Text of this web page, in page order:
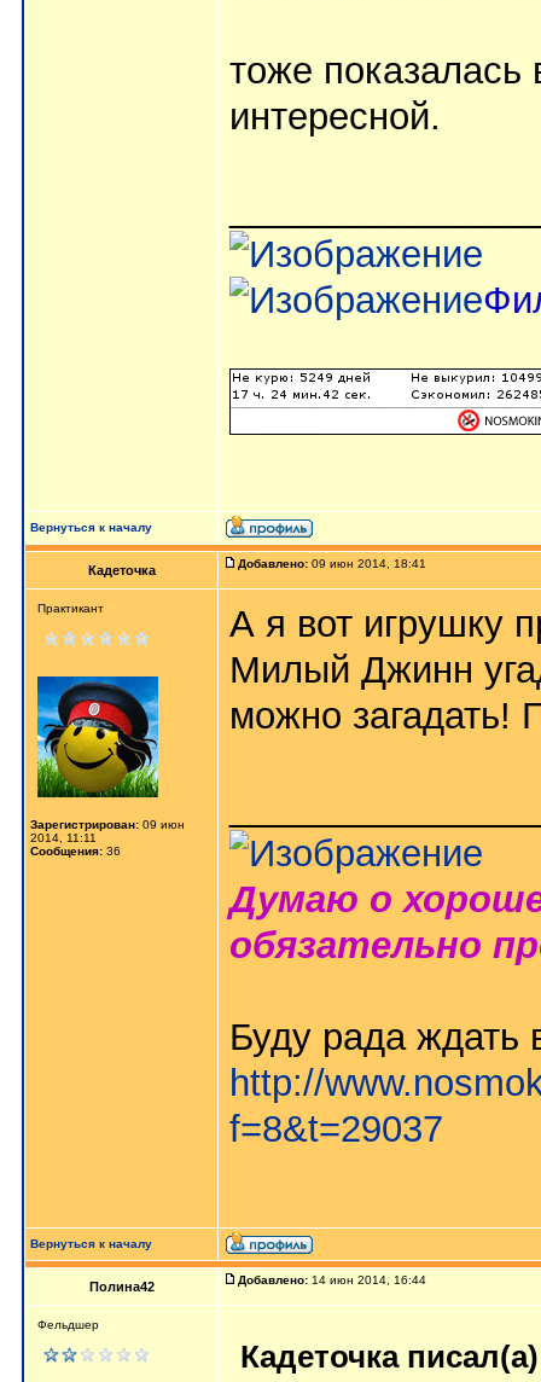
тоже показалась
интересной.
Вернуться к началу
Кадеточка Добавлено: 09 июн 2014, 18:41
Практикант
Зарегистрирован: 09 июн
2014, 11:11
Сообщения: 36
А я вот игрушку
Милый Джинн
можно загадать!
Думаю о
обязательно
Буду рада ждать
http://
f=8&t=29037
Вернуться к началу
Полина42 Добавлено: 14 июн 2014, 16:44
Фельдшер
Кадеточка